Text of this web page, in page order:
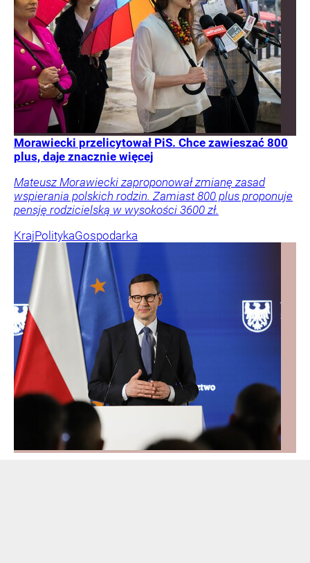
Morawiecki przelicytował PiS. Chce zawieszać 800
plus, daje znacznie więcej
Mateusz Morawiecki zaproponował zmianę zasad
wspierania polskich rodzin. Zamiast 800 plus proponuje
pensję rodzicielską w wysokości 3600 zł.
KrajPolitykaGospodarka